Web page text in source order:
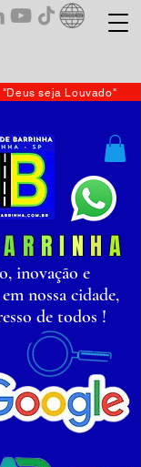
"Deus seja Louvado"
ARRI NHA
inovação e
nossa cidade,
de todos !